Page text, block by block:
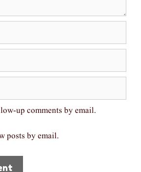
up comments by email.
posts by email.